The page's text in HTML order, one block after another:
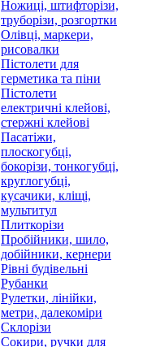
Ножиці, штифторізи,
труборізи, розгортки
Олівці, маркери,
рисовалки
Пістолети для
герметика та піни
Пістолети
електричні клейові,
стержні клейові
Пасатіжи,
плоскогубці,
бокорізи, тонкогубці,
круглогубці,
кусачики, кліщі,
мультитул
Плиткорізи
Пробійники, шило,
добійники, кернери
Рівні будівельні
Рубанки
Рулетки, лінійки,
метри, далекоміри
Склорізи
Сокири, ручки для